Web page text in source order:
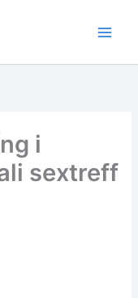
i
sextreff